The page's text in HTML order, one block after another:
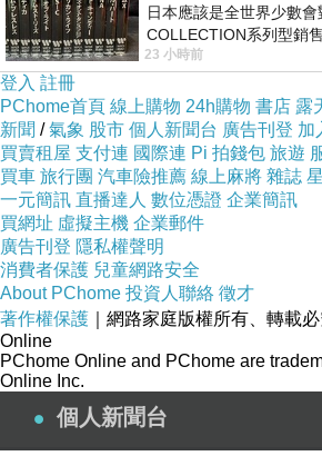
日本應該是全世界少數
COLLECTION系列型銷
美國都沒對她這樣過，這
23 小時前
登入 註冊
PChome首頁 線上購物 24h購物 書店 露
新聞 /氣象 股市 個人新聞台 廣告刊登 加
買賣租屋 支付連 國際連 Pi 拍錢包 旅遊
買車 旅行團 汽車險推薦 線上麻將 雜誌
一元簡訊 直播達人 數位憑證 企業簡訊
買網址 虛擬主機 企業郵件
廣告刊登 隱私權聲明
消費者保護 兒童網路安全
About PChome 投資人聯絡 徵才
著作權保護 ｜網路家庭版權所有、轉載
Online
PChome Online and PChome are
Online Inc.
個人新聞台